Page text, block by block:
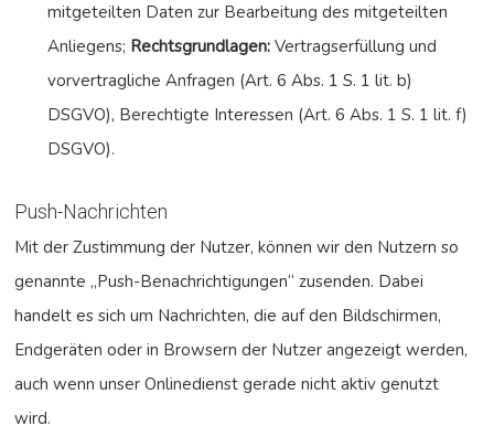
mitgeteilten Daten zur Bearbeitung des mitgeteilten
Anliegens; Rechtsgrundlagen: Vertragserfüllung und
vorvertragliche Anfragen (Art. 6 Abs. 1 S. 1 lit. b)
DSGVO), Berechtigte Interessen (Art. 6 Abs. 1 S. 1 lit. f)
DSGVO).
Push-Nachrichten
Mit der Zustimmung der Nutzer, können wir den Nutzern so
genannte „Push-Benachrichtigungen“ zusenden. Dabei
handelt es sich um Nachrichten, die auf den Bildschirmen,
Endgeräten oder in Browsern der Nutzer angezeigt werden,
auch wenn unser Onlinedienst gerade nicht aktiv genutzt
wird.